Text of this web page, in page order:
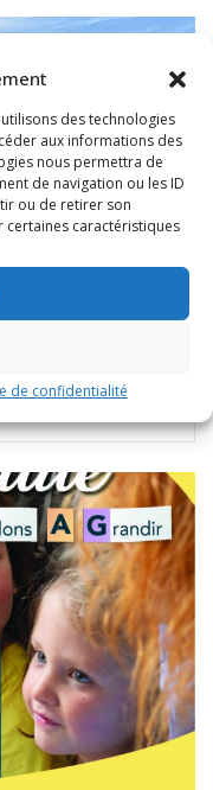
des technologies
aux informations des
nous permettra de
de navigation ou les ID
ou de retirer son
certaines caractéristiques
de confidentialité
POMPIERS